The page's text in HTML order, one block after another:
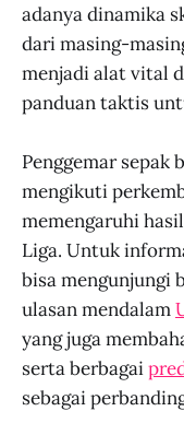
adanya dinamika
dari masing-
menjadi alat vital
panduan taktis
Penggemar sepak
mengikuti
memengaruhi
Liga. Untuk
bisa mengunjungi
ulasan mendalam
yang juga
serta berbagai
sebagai